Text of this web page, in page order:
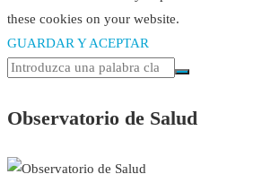
these cookies on your website.
GUARDAR Y ACEPTAR
Observatorio de Salud